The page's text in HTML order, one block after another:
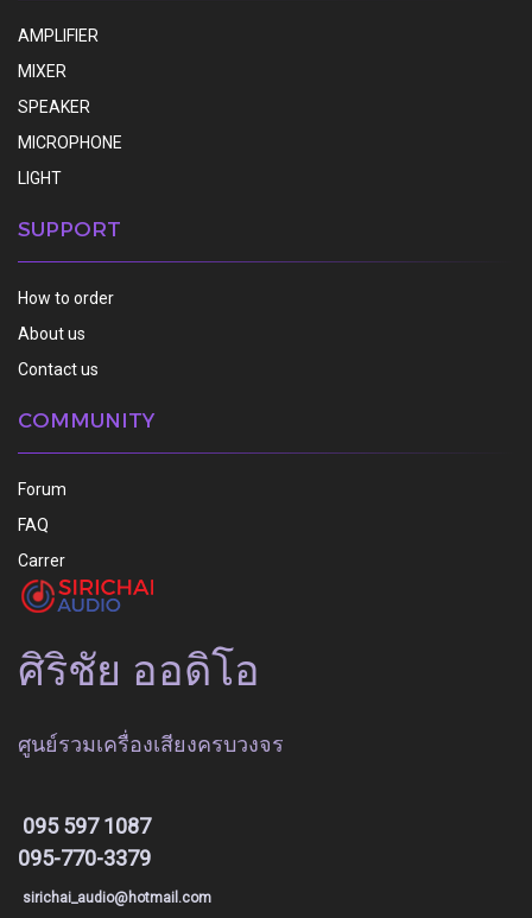
AMPLIFIER
MIXER
SPEAKER
MICROPHONE
LIGHT
SUPPORT
How to order
About us
Contact us
COMMUNITY
Forum
FAQ
Carrer
ศิริชัย ออดิโอ
ศูนย์รวมเครื่องเสียงครบวงจร
095 597 1087
095-770-3379
sirichai_audio@hotmail.com